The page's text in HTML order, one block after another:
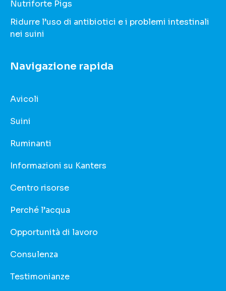
Nutriforte Pigs
Ridurre l’uso di antibiotici e i problemi intestinali
nei suini
Navigazione rapida
Avicoli
Suini
Ruminanti
Informazioni su Kanters
Centro risorse
Perché l’acqua
Opportunità di lavoro
Consulenza
Testimonianze